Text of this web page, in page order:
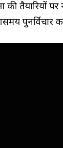
की तैयारियों
पुनर्विचार